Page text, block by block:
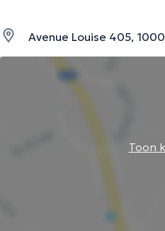
Avenue Louise 405,
Toon